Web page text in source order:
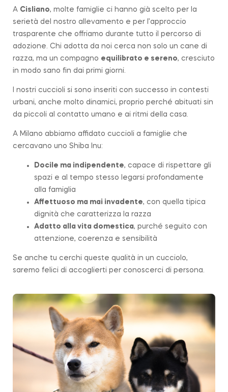
A Cisliano, molte famiglie ci hanno già scelto per la
serietà del nostro allevamento e per l’approccio
trasparente che offriamo durante tutto il percorso di
adozione. Chi adotta da noi cerca non solo un cane di
razza, ma un compagno equilibrato e sereno, cresciuto
in modo sano fin dai primi giorni.
I nostri cuccioli si sono inseriti con successo in contesti
urbani, anche molto dinamici, proprio perché abituati sin
da piccoli al contatto umano e ai ritmi della casa.
A Milano abbiamo affidato cuccioli a famiglie che
cercavano uno Shiba Inu:
Docile ma indipendente, capace di rispettare gli
spazi e al tempo stesso legarsi profondamente
alla famiglia
Affettuoso ma mai invadente, con quella tipica
dignità che caratterizza la razza
Adatto alla vita domestica, purché seguito con
attenzione, coerenza e sensibilità
Se anche tu cerchi queste qualità in un cucciolo,
saremo felici di accoglierti per conoscerci di persona.